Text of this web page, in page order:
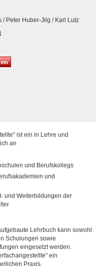
/ Peter Huber-Jilg / Karl Lutz
ist ein in Lehre und
an
und Berufskollegs
und
und Weiterbildungen der
Lehrbuch kann sowohl
Schulungen sowie
eingesetzt werden.
ein
Praxis.